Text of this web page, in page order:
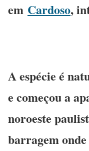
em Cardoso,
A espécie é
e começou a
noroeste
barragem